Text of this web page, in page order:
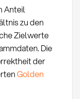
Anteil
zu den
Zielwerte
Die
der
Golden